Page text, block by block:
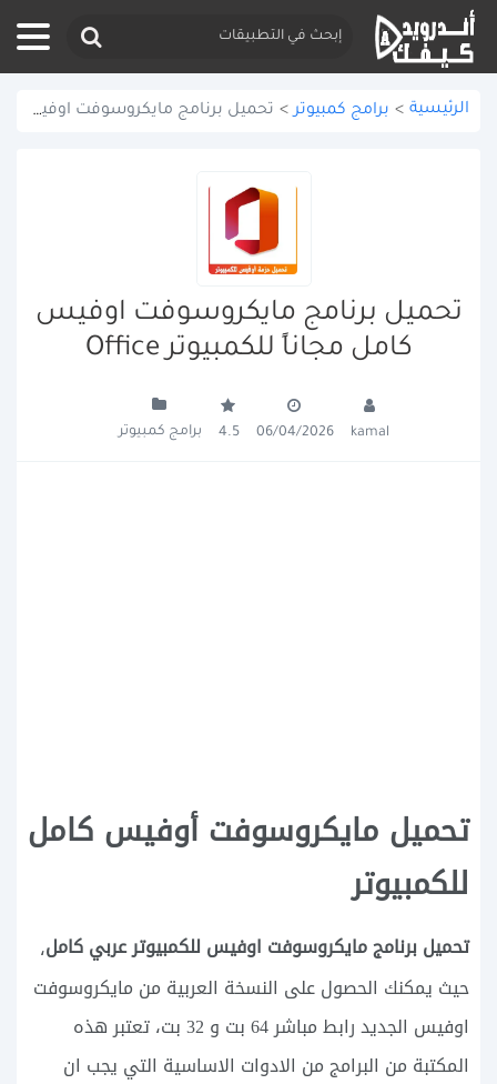
الرئيسية > برامج كمبيوتر > تحميل برنامج مايكروسوفت اوفيس كامل مجاناً للكمبيوتر Office
تحميل برنامج مايكروسوفت اوفيس
كامل مجاناً للكمبيوتر Office
kamal
06/04/2026
4.5 برامج كمبيوتر
تحميل مايكروسوفت أوفيس كامل
للكمبيوتر
تحميل برنامج مايكروسوفت اوفيس للكمبيوتر عربي كامل،
حيث يمكنك الحصول على النسخة العربية من مايكروسوفت
اوفيس الجديد رابط مباشر 64 بت و 32 بت، تعتبر هذه
المكتبة من البرامج من الادوات الاساسية التي يجب ان